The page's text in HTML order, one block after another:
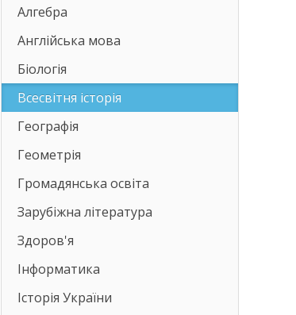
Алгебра
Англійська мова
Біологія
Всесвітня історія
Географія
Геометрія
Громадянська освіта
Зарубіжна література
Здоров'я
Інформатика
Історія України